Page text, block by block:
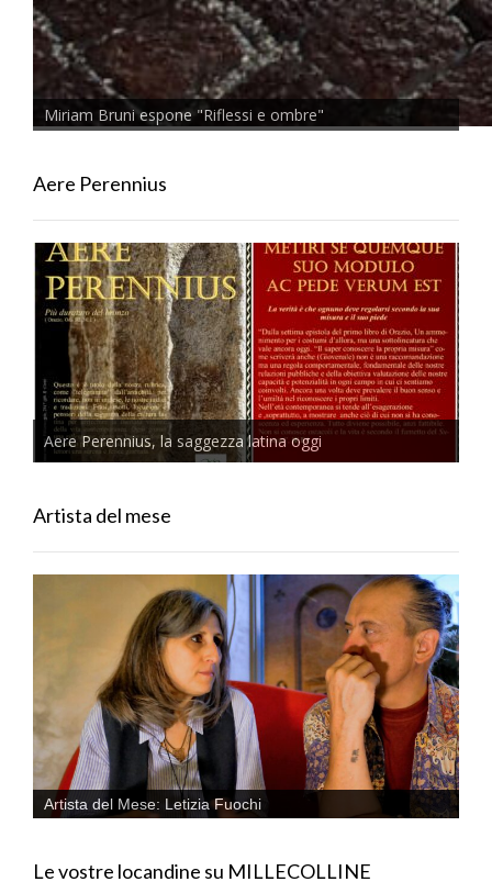
Miriam Bruni espone "Riflessi e ombre"
Aere Perennius
Aere Perennius, la saggezza latina oggi
Artista del mese
Artista del Mese: Letizia Fuochi
Le vostre locandine su MILLECOLLINE